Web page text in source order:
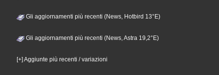
Gli aggiornamenti più recenti (News, Hotbird 13°E)
Gli aggiornamenti più recenti (News, Astra 19,2°E)
[+] Aggiunte più recenti / variazioni